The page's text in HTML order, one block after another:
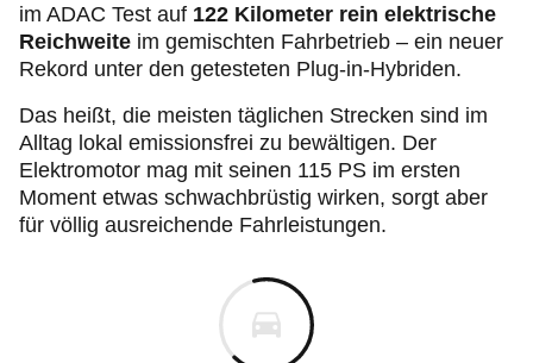
im ADAC Test auf 122 Kilometer rein elektrische
Reichweite im gemischten Fahrbetrieb – ein neuer
Rekord unter den getesteten Plug‑in-Hybriden.
Das heißt, die meisten täglichen Strecken sind im
Alltag lokal emissionsfrei zu bewältigen. Der
Elektromotor mag mit seinen 115 PS im ersten
Moment etwas schwachbrüstig wirken, sorgt aber
für völlig ausreichende Fahrleistungen.